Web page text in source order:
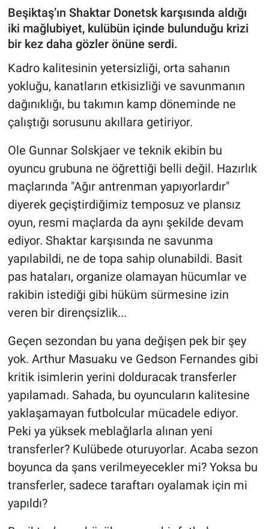
Beşiktaş’ın Shaktar Donetsk karşısında aldığı
iki mağlubiyet, kulübün içinde bulunduğu krizi
bir kez daha gözler önüne serdi.
Kadro kalitesinin yetersizliği, orta sahanın
yokluğu, kanatların etkisizliği ve savunmanın
dağınıklığı, bu takımın kamp döneminde ne
çalıştığı sorusunu akıllara getiriyor.
Ole Gunnar Solskjaer ve teknik ekibin bu
oyuncu grubuna ne öğrettiği belli değil. Hazırlık
maçlarında "Ağır antrenman yapıyorlardır"
diyerek geçiştirdiğimiz temposuz ve plansız
oyun, resmi maçlarda da aynı şekilde devam
ediyor. Shaktar karşısında ne savunma
yapılabildi, ne de topa sahip olunabildi. Basit
pas hataları, organize olamayan hücumlar ve
rakibin istediği gibi hüküm sürmesine izin
veren bir dirençsizlik...
Geçen sezondan bu yana değişen pek bir şey
yok. Arthur Masuaku ve Gedson Fernandes gibi
kritik isimlerin yerini dolduracak transferler
yapılamadı. Sahada, bu oyuncuların kalitesine
yaklaşamayan futbolcular mücadele ediyor.
Peki ya yüksek meblağlarla alınan yeni
transferler? Kulübede oturuyorlar. Acaba sezon
boyunca da şans verilmeyecekler mi? Yoksa bu
transferler, sadece taraftarı oyalamak için mi
yapıldı?